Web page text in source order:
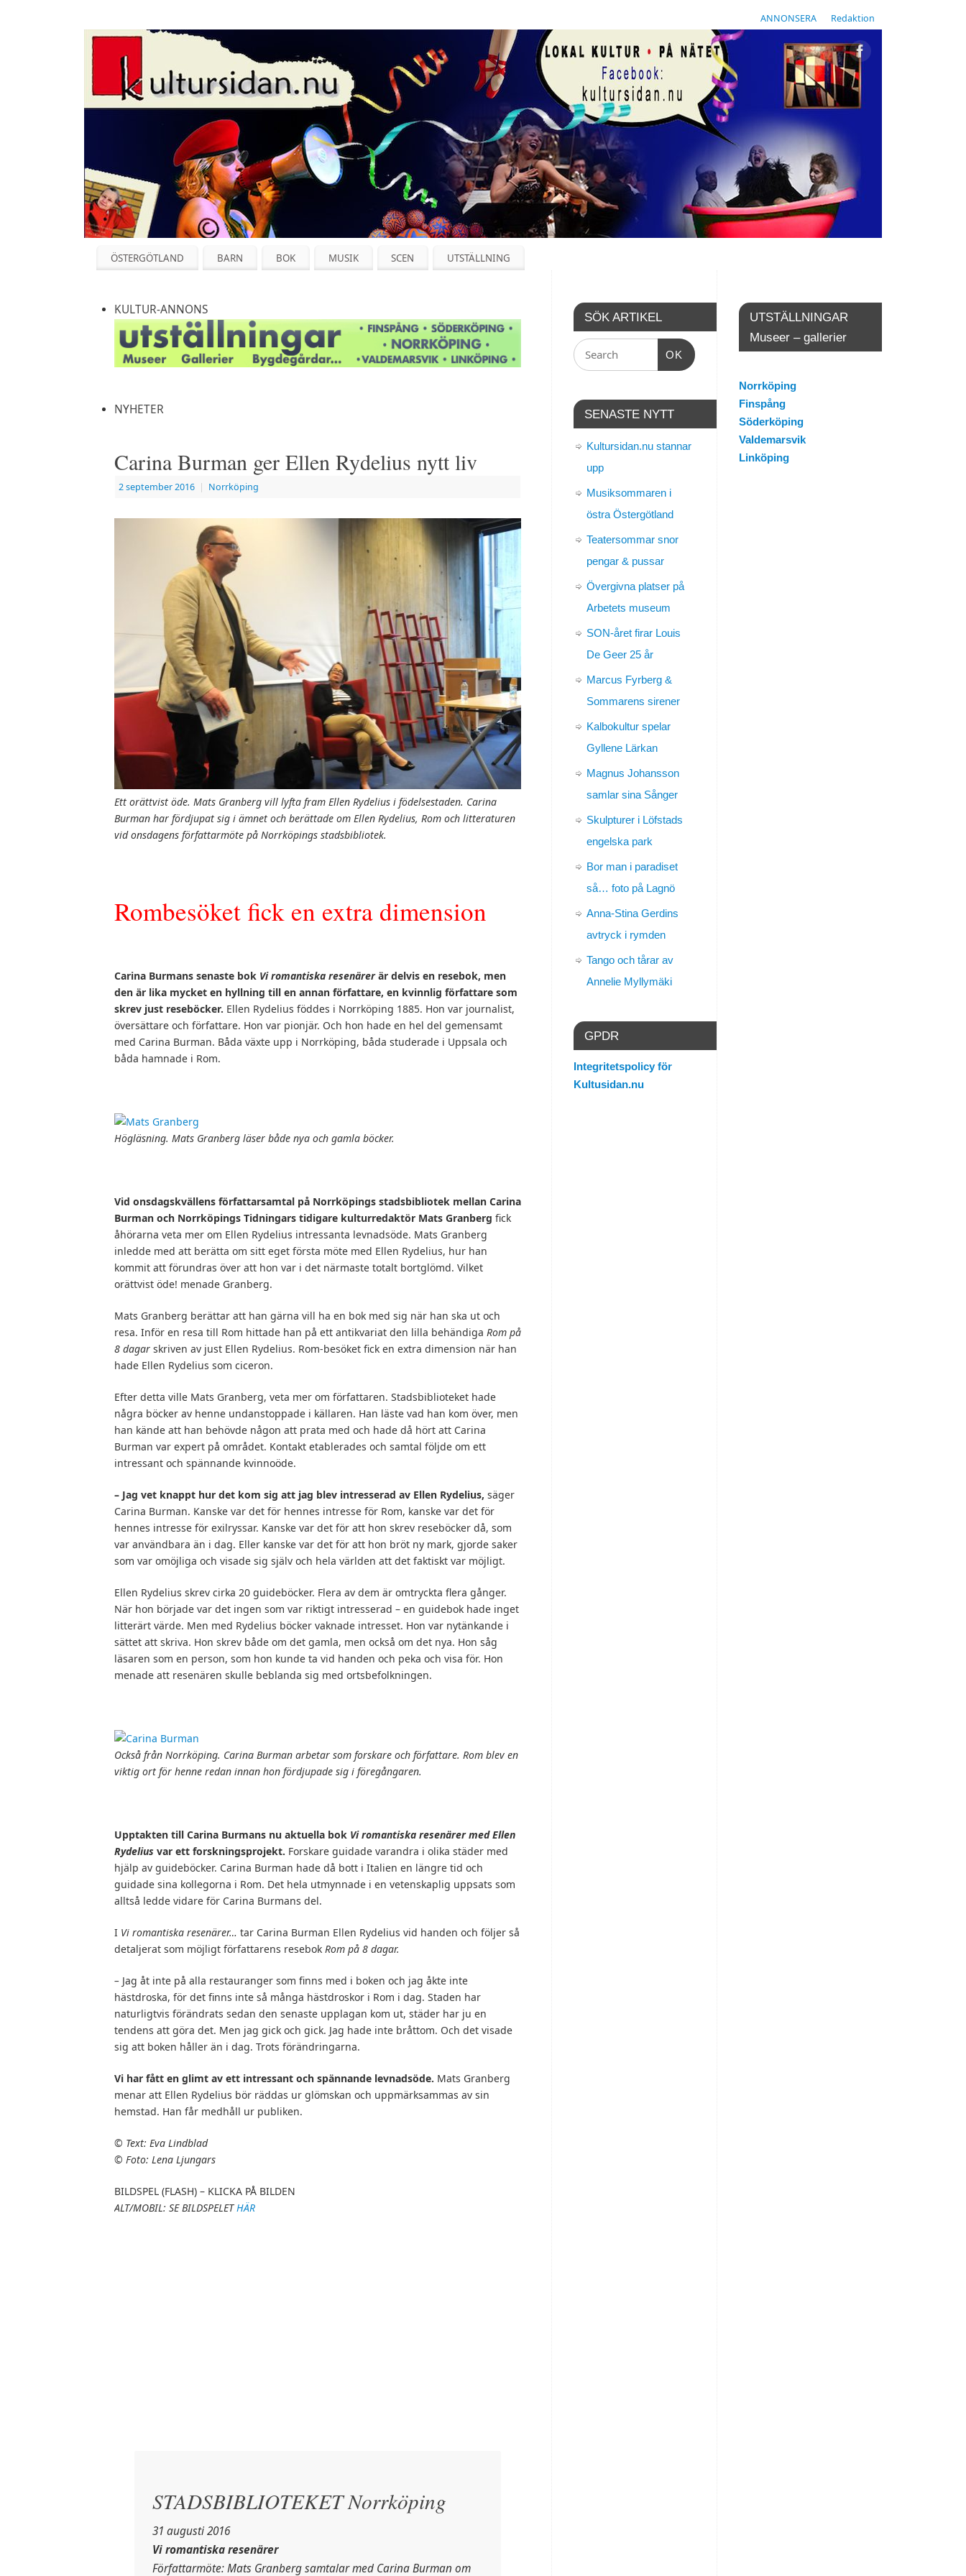
ANNONSERA Redaktion
ÖSTERGÖTLAND BARN BOK MUSIK SCEN UTSTÄLLNING
KULTUR-ANNONS
NYHETER
Carina Burman ger Ellen Rydelius nytt liv
2 september 2016 | Norrköping
Ett orättvist öde. Mats Granberg vill lyfta fram Ellen Rydelius i födelsestaden. Carina
Burman har fördjupat sig i ämnet och berättade om Ellen Rydelius, Rom och litteraturen
vid onsdagens författarmöte på Norrköpings stadsbibliotek.
Rombesöket fick en extra dimension
Carina Burmans senaste bok Vi romantiska resenärerär delvis en resebok, men
den är lika mycket en hyllning till en annan författare, en kvinnlig författare som
skrev just reseböcker. Ellen Rydelius föddes i Norrköping 1885. Hon var journalist,
översättare och författare. Hon var pionjär. Och hon hade en hel del gemensamt
med Carina Burman. Båda växte upp i Norrköping, båda studerade i Uppsala och
båda hamnade i Rom.
Högläsning. Mats Granberg läser både nya och gamla böcker.
Vid onsdagskvällens författarsamtal på Norrköpings stadsbibliotek mellan Carina
Burman och Norrköpings Tidningars tidigare kulturredaktör Mats Granberg fick
åhörarna veta mer om Ellen Rydelius intressanta levnadsöde. Mats Granberg
inledde med att berätta om sitt eget första möte med Ellen Rydelius, hur han
kommit att förundras över att hon var i det närmaste totalt bortglömd. Vilket
orättvist öde! menade Granberg.
Mats Granberg berättar att han gärna vill ha en bok med sig när han ska ut och
resa. Inför en resa till Rom hittade han på ett antikvariat den lilla behändiga Rom på
8 dagar skriven av just Ellen Rydelius. Rom-besöket fick en extra dimension när han
hade Ellen Rydelius som ciceron.
Efter detta ville Mats Granberg, veta mer om författaren. Stadsbiblioteket hade
några böcker av henne undanstoppade i källaren. Han läste vad han kom över, men
han kände att han behövde någon att prata med och hade då hört att Carina
Burman var expert på området. Kontakt etablerades och samtal följde om ett
intressant och spännande kvinnoöde.
– Jag vet knappt hur det kom sig att jag blev intresserad av Ellen Rydelius, säger
Carina Burman. Kanske var det för hennes intresse för Rom, kanske var det för
hennes intresse för exilryssar. Kanske var det för att hon skrev reseböcker då, som
var användbara än i dag. Eller kanske var det för att hon bröt ny mark, gjorde saker
som var omöjliga och visade sig själv och hela världen att det faktiskt var möjligt.
Ellen Rydelius skrev cirka 20 guideböcker. Flera av dem är omtryckta flera gånger.
När hon började var det ingen som var riktigt intresserad – en guidebok hade inget
litterärt värde. Men med Rydelius böcker vaknade intresset. Hon var nytänkande i
sättet att skriva. Hon skrev både om det gamla, men också om det nya. Hon såg
läsaren som en person, som hon kunde ta vid handen och peka och visa för. Hon
menade att resenären skulle beblanda sig med ortsbefolkningen.
Också från Norrköping. Carina Burman arbetar som forskare och författare. Rom blev en
viktig ort för henne redan innan hon fördjupade sig i föregångaren.
Upptakten till Carina Burmans nu aktuella bok Vi romantiska resenärer med Ellen
Rydelius var ett forskningsprojekt. Forskare guidade varandra i olika städer med
hjälp av guideböcker. Carina Burman hade då bott i Italien en längre tid och
guidade sina kollegorna i Rom. Det hela utmynnade i en vetenskaplig uppsats som
alltså ledde vidare för Carina Burmans del.
I Vi romantiska resenärer… tar Carina Burman Ellen Rydelius vid handen och följer så
detaljerat som möjligt författarens resebok Rom på 8 dagar.
– Jag åt inte på alla restauranger som finns med i boken och jag åkte inte
hästdroska, för det finns inte så många hästdroskor i Rom i dag. Staden har
naturligtvis förändrats sedan den senaste upplagan kom ut, städer har ju en
tendens att göra det. Men jag gick och gick. Jag hade inte bråttom. Och det visade
sig att boken håller än i dag. Trots förändringarna.
Vi har fått en glimt av ett intressant och spännande levnadsöde. Mats Granberg
menar att Ellen Rydelius bör räddas ur glömskan och uppmärksammas av sin
hemstad. Han får medhåll ur publiken.
© Text: Eva Lindblad
© Foto: Lena Ljungars
BILDSPEL (FLASH) – KLICKA PÅ BILDEN
ALT/MOBIL: SE BILDSPELETHÄR
STADSBIBLIOTEKET Norrköping
31 augusti 2016
Vi romantiska resenärer
Författarmöte: Mats Granberg samtalar med Carina Burman om
UTSTÄLLNINGAR
Museer – gallerier
Norrköping
Finspång
Söderköping
Valdemarsvik
Linköping
SÖK ARTIKEL
OK
SENASTE NYTT
Kultursidan.nu stannar
upp
Musiksommaren i
östra Östergötland
Teatersommar snor
pengar & pussar
Övergivna platser på
Arbetets museum
SON-året firar Louis
De Geer 25 år
Marcus Fyrberg &
Sommarens sirener
Kalbokultur spelar
Gyllene Lärkan
Magnus Johansson
samlar sina Sånger
Skulpturer i Löfstads
engelska park
Bor man i paradiset
så… foto på Lagnö
Anna-Stina Gerdins
avtryck i rymden
Tango och tårar av
Annelie Myllymäki
GPDR
Integritetspolicy för
Kultusidan.nu